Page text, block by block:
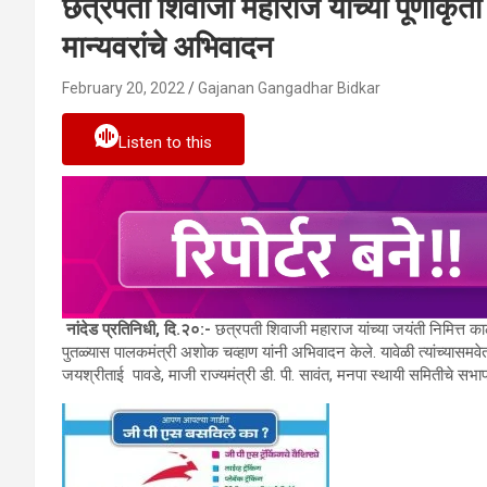
छत्रपती शिवाजी महाराज यांच्या
मान्यवरांचे अभिवादन
February 20, 2022 Gajanan Gangadhar Bidkar
Listen to this
नांदेड प्रतिनिधी, दि.२०:-छत्रपती शिवाजी महाराज यांच्या जयंती निमित्त
पुतळ्यास पालकमंत्री अशोक चव्हाण यांनी अभिवादन केले. यावेळी
जयश्रीताई पावडे, माजी राज्यमंत्री डी. पी. सावंत, मनपा स्थायी समितीचे